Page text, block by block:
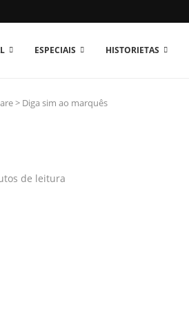
ESPECIAIS HISTORIETAS
> Diga sim ao marquês
de leitura